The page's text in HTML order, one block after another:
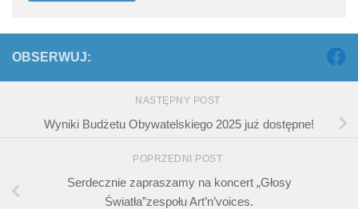
OBSERWUJ:
NASTĘPNY POST
Wyniki Budżetu Obywatelskiego 2025 już dostępne!
POPRZEDNI POST
Serdecznie zapraszamy na koncert „Głosy
Światła”zespołu Art’n’voices.